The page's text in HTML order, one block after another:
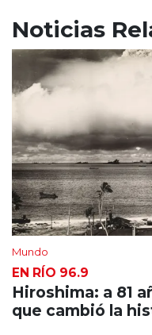
Noticias
Mundo
EN RÍO 96.9
Hiroshima: a 81
que cambió la